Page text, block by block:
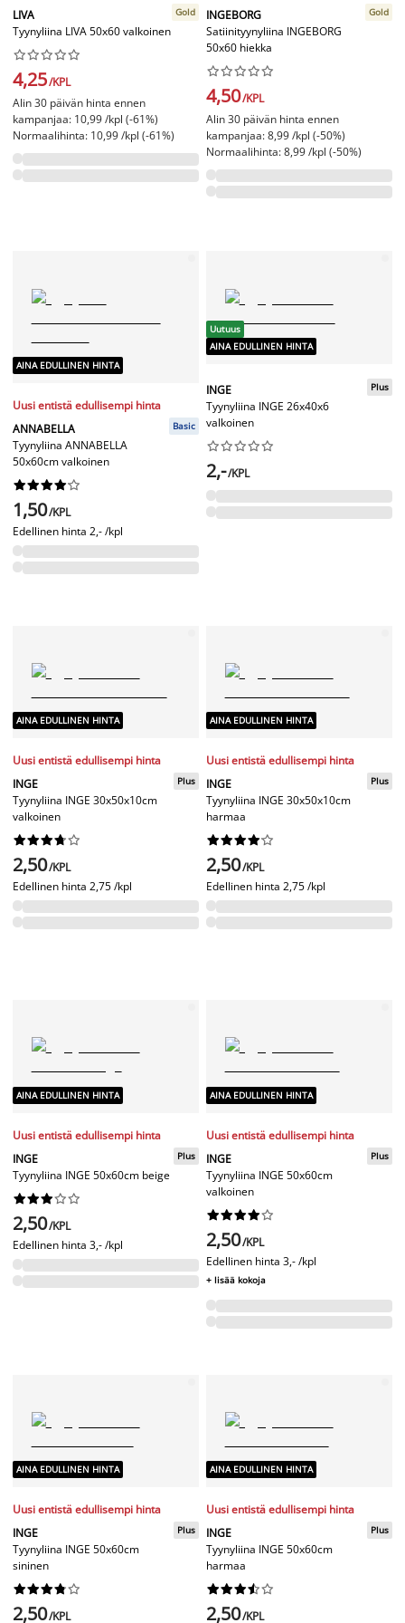
LIVA
Tyynyliina LIVA 50x60 valkoinen
Gold






4,25/KPL
Alin 30 päivän hinta ennen
kampanjaa: 10,99 /kpl (-61%)
Normaalihinta: 10,99 /kpl (-61%)
INGEBORG
Satiinityynyliina INGEBORG
50x60 hiekka
Gold






4,50/KPL
Alin 30 päivän hinta ennen
kampanjaa: 8,99 /kpl (-50%)
Normaalihinta: 8,99 /kpl (-50%)
AINA EDULLINEN HINTA
Uusi entistä edullisempi hinta
ANNABELLA
Tyynyliina ANNABELLA
50x60cm valkoinen
Basic






1,50/KPL
Edellinen hinta 2,- /kpl
Uutuus
AINA EDULLINEN HINTA
INGE
Tyynyliina INGE 26x40x6
valkoinen
Plus






2,-/KPL
AINA EDULLINEN HINTA
Uusi entistä edullisempi hinta
INGE
Tyynyliina INGE 30x50x10cm
valkoinen
Plus






2,50/KPL
Edellinen hinta 2,75 /kpl
AINA EDULLINEN HINTA
Uusi entistä edullisempi hinta
INGE
Tyynyliina INGE 30x50x10cm
harmaa
Plus






2,50/KPL
Edellinen hinta 2,75 /kpl
AINA EDULLINEN HINTA
Uusi entistä edullisempi hinta
INGE
Tyynyliina INGE 50x60cm beige
Plus






2,50/KPL
Edellinen hinta 3,- /kpl
AINA EDULLINEN HINTA
Uusi entistä edullisempi hinta
INGE
Tyynyliina INGE 50x60cm
valkoinen
Plus






2,50/KPL
Edellinen hinta 3,- /kpl
+ lisää kokoja
AINA EDULLINEN HINTA
Uusi entistä edullisempi hinta
INGE
Tyynyliina INGE 50x60cm
sininen
Plus






2,50/KPL
AINA EDULLINEN HINTA
Uusi entistä edullisempi hinta
INGE
Tyynyliina INGE 50x60cm
harmaa
Plus






2,50/KPL